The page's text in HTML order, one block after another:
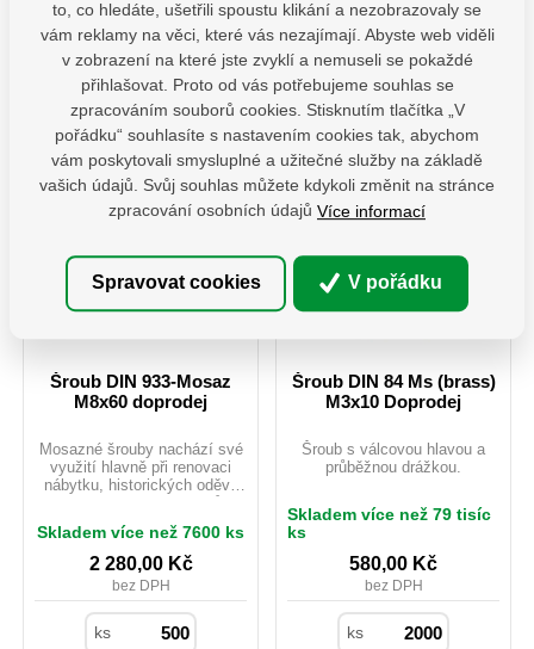
velmi dobrou vodivost je hojně
využíván v elektrotechnickém
průmyslu, kde nevadí nízká
pevnost materiálu.
ks
Do košíku
11038-8x25
velmi dobrou vodivost je hojně
využíván v elektrotechnickém
průmyslu, kde nevadí nízká
pevnost materiálu.
ks
Do košíku
Akce
Šroub DIN 933-Mosaz
M8x60 doprodej
Mosazné šrouby nachází své
využití hlavně při renovaci
nábytku, historických oděvů
Mosaz je možno použít i
v exteriéru ačkoliv
nedisponuje žádnou
povrchovou úpravou. Pro svou
velmi dobrou vodivost je hojně
využíván v elektrotechnickém
průmyslu, kde nevadí nízká
Skladem více než 7600 ks
2 280,00 Kč
bez DPH
ks
Akce
Šroub DIN 84 Ms (brass)
M3x10 Doprodej
Šroub s válcovou hlavou a
průběžnou drážkou.
Skladem více než 79 tisíc
ks
580,00 Kč
bez DPH
ks
to, co hledáte, ušetřili spoustu klikání a nezobrazovaly se
vám reklamy na věci, které vás nezajímají. Abyste web viděli
v zobrazení na které jste zvyklí a nemuseli se pokaždé
přihlašovat. Proto od vás potřebujeme souhlas se
zpracováním souborů cookies. Stisknutím tlačítka „V
pořádku“ souhlasíte s nastavením cookies tak, abychom
vám poskytovali smysluplné a užitečné služby na základě
vašich údajů. Svůj souhlas můžete kdykoli změnit na stránce
zpracování osobních údajů Více informací
Spravovat cookies V pořádku